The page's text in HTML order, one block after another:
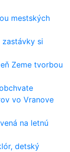
mestských
zastávky si
Zeme tvorbou
vo Vranove
na letnú
detský